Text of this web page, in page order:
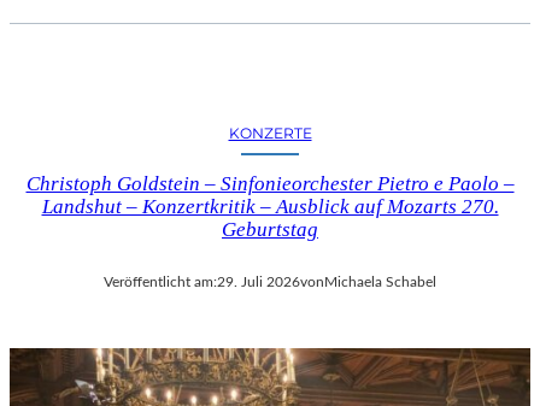
KONZERTE
Christoph Goldstein – Sinfonieorchester Pietro e Paolo –
Landshut – Konzertkritik – Ausblick auf Mozarts 270.
Geburtstag
Veröffentlicht am:29. Juli 2026von Michaela Schabel